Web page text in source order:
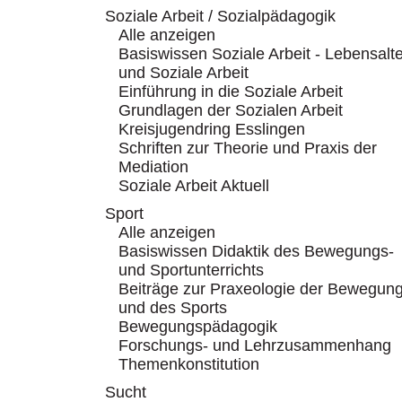
Soziale Arbeit / Sozialpädagogik
Alle anzeigen
Basiswissen Soziale Arbeit -
und Soziale Arbeit
Einführung in die Soziale Arbeit
Grundlagen der Sozialen Arbeit
Kreisjugendring Esslingen
Schriften zur Theorie und Praxis der
Mediation
Soziale Arbeit Aktuell
Sport
Alle anzeigen
Basiswissen Didaktik des Bewegungs-
und Sportunterrichts
Beiträge zur Praxeologie der
und des Sports
Bewegungspädagogik
Forschungs- und Lehrzusammenhang
Themenkonstitution
Sucht